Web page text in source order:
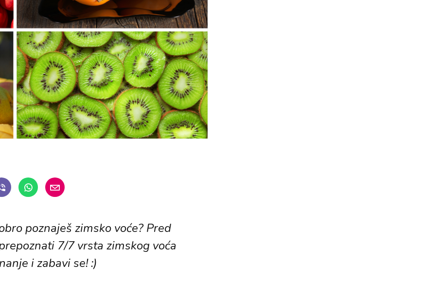
poznaješ zimsko voće? Pred
7/7 vrsta zimskog voća
i zabavi se! :)